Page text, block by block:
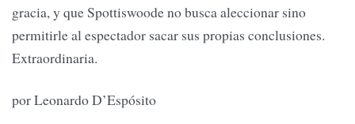
gracia, y que Spottiswoode no busca aleccionar sino
permitirle al espectador sacar sus propias conclusiones.
Extraordinaria.
por Leonardo D’Espósito